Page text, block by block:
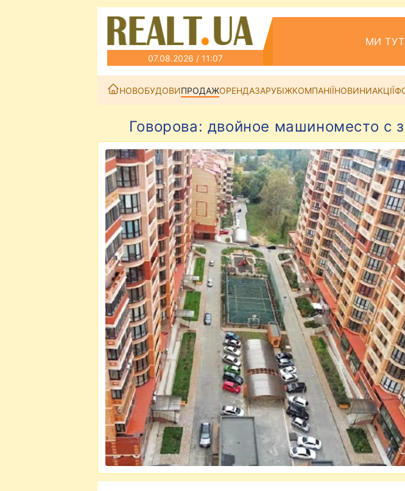
07.08.2026 / 11:07
МИ
НОВОБУДОВИПРОДАЖОРЕНДАЗАРУБІЖКОМПАНІЇНОВИНИАКЦІЇ
Говорова: двойное машиноместо с